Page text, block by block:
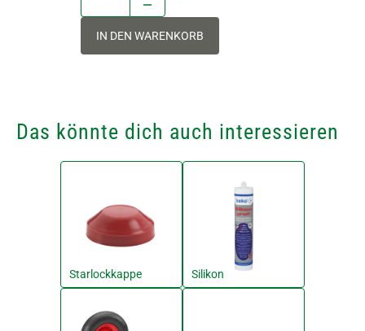
IN DEN WARENKORB
Das könnte dich auch interessieren
Starlockkappe Silikon